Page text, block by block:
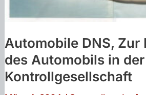
Automobile DNS,
des Automobils in der
Kontrollgesellschaft